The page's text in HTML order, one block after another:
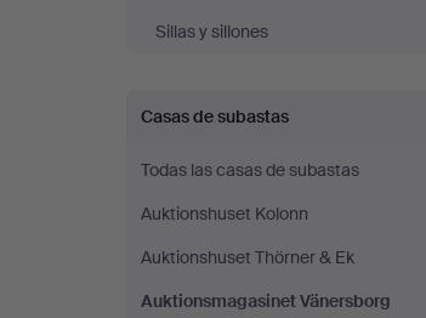
Sillas y sillones
Casas de subastas
Todas las casas de subastas
Auktionshuset Kolonn
Auktionshuset Thörner & Ek
Auktionsmagasinet Vänersborg